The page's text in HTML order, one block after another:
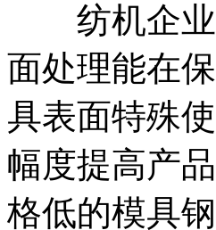
纺机企业
面处理能在
具表面特殊
幅度提高产
格低的模具